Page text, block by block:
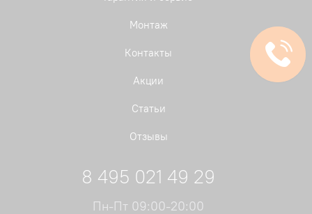
Монтаж
Контакты
Акции
Статьи
Отзывы
8 495 021 49 29
Пн-Пт 09:00-20:00